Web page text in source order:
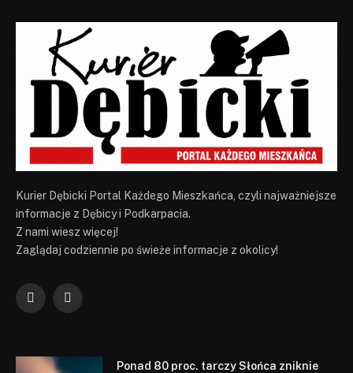
Kurier Dębicki Portal Każdego Mieszkańca, czyli najważniejsze
informacje z Dębicy i Podkarpacia.
Z nami wiesz więcej!
Zaglądaj codziennie po świeże informacje z okolicy!
FacebookYouTube
Ponad 80 proc. tarczy Słońca zniknie